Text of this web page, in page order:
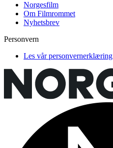
Norgesfilm
Om Filmrommet
Nyhetsbrev
Personvern
Les vår personvernerklæring